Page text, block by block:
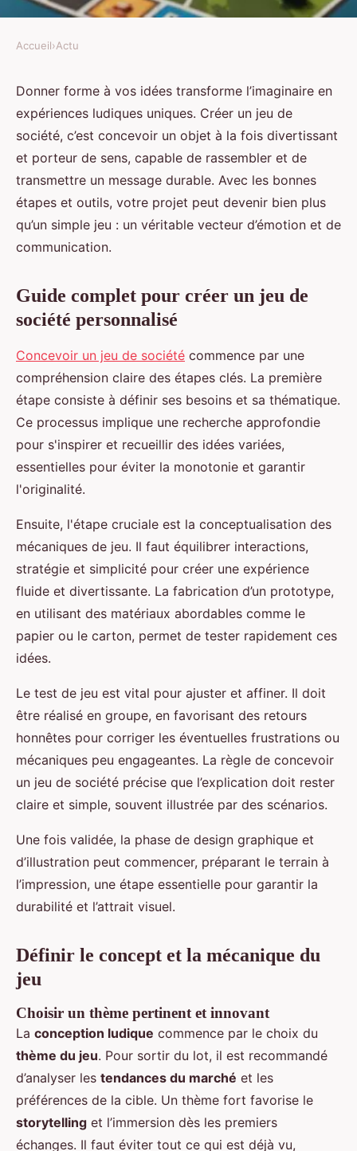
Donnez vie à vos idées avec la
création de jeux de société !
Manon•3 octobre 2025•9 min de lecture
Accueil›Actu
Donner forme à vos idées transforme l’imaginaire en
expériences ludiques uniques. Créer un jeu de
société, c’est concevoir un objet à la fois divertissant
et porteur de sens, capable de rassembler et de
transmettre un message durable. Avec les bonnes
étapes et outils, votre projet peut devenir bien plus
qu’un simple jeu : un véritable vecteur d’émotion et de
communication.
Guide complet pour créer un jeu de
société personnalisé
Concevoir un jeu de société commence par une
compréhension claire des étapes clés. La première
étape consiste à définir ses besoins et sa thématique.
Ce processus implique une recherche approfondie
pour s'inspirer et recueillir des idées variées,
essentielles pour éviter la monotonie et garantir
l'originalité.
Ensuite, l'étape cruciale est la conceptualisation des
mécaniques de jeu. Il faut équilibrer interactions,
stratégie et simplicité pour créer une expérience
fluide et divertissante. La fabrication d’un prototype,
en utilisant des matériaux abordables comme le
papier ou le carton, permet de tester rapidement ces
idées.
Le test de jeu est vital pour ajuster et affiner. Il doit
être réalisé en groupe, en favorisant des retours
honnêtes pour corriger les éventuelles frustrations ou
mécaniques peu engageantes. La règle de concevoir
un jeu de société précise que l’explication doit rester
claire et simple, souvent illustrée par des scénarios.
Une fois validée, la phase de design graphique et
d’illustration peut commencer, préparant le terrain à
l’impression, une étape essentielle pour garantir la
durabilité et l’attrait visuel.
Définir le concept et la mécanique du
jeu
Choisir un thème pertinent et innovant
La conception ludique commence par le choix du
thème du jeu. Pour sortir du lot, il est recommandé
d’analyser les tendances du marché et les
préférences de la cible. Un thème fort favorise le
storytelling et l’immersion dès les premiers
échanges. Il faut éviter tout ce qui est déjà vu,